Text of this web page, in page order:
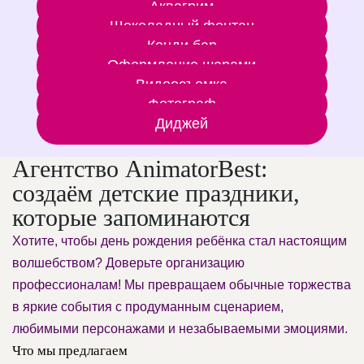
Аквагрим
Шоколадный фонтан
Кенди бар
Оформление шарами
Видеосъемка
Фотограф
Диджей
Агентство AnimatorBest:
создаём детские праздники,
которые запоминаются
Хотите, чтобы день рождения ребёнка стал настоящим
волшебством? Доверьте организацию
профессионалам! Мы превращаем обычные торжества
в яркие события с продуманным сценарием,
любимыми персонажами и незабываемыми эмоциями.
Что мы предлагаем